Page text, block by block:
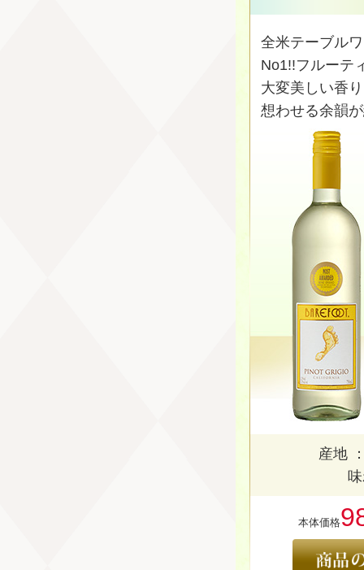
全米テーブル
No1!!フルーテ
大変美しい香
想わせる余韻
産地
本体価格